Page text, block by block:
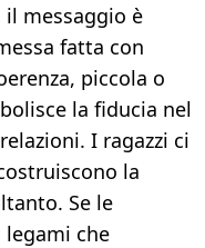
il messaggio è
fatta con
piccola o
la fiducia nel
I ragazzi ci
la
Se le
che